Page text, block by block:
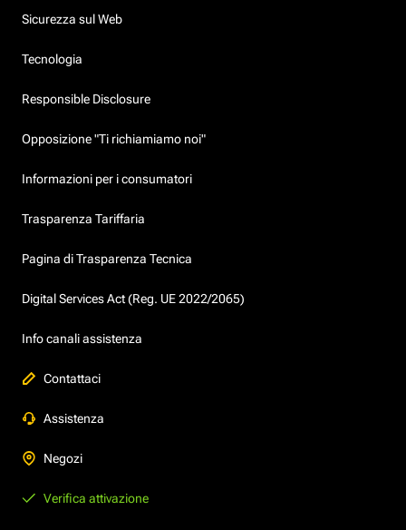
Sicurezza sul Web
Tecnologia
Responsible Disclosure
Opposizione "Ti richiamiamo noi"
Informazioni per i consumatori
Trasparenza Tariffaria
Pagina di Trasparenza Tecnica
Digital Services Act (Reg. UE 2022/2065)
Info canali assistenza
Contattaci
Assistenza
Negozi
Verifica attivazione